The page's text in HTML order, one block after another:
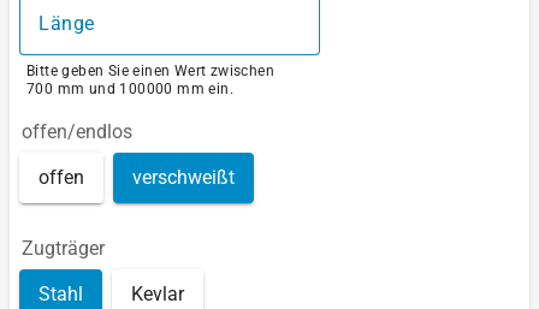
Länge
Bitte geben Sie einen Wert zwischen
700 mm und 100000 mm ein.
offen/endlos
offen verschweißt
Zugträger
Stahl Kevlar